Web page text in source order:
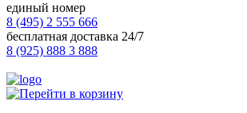
единый номер
8 (495) 2 555 666
бесплатная доставка 24/7
8 (925) 888 3 888